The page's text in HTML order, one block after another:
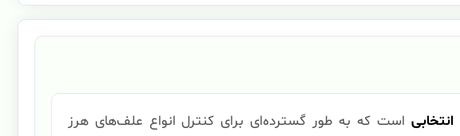
انتخابی است که به طور گسترده‌ای برای کنترل انواع علف‌های هرز